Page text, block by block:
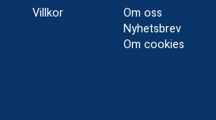
Villkor
Om oss
Nyhetsbrev
Om cookies